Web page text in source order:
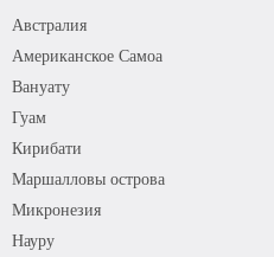
Австралия
Американское Самоа
Вануату
Гуам
Кирибати
Маршалловы острова
Микронезия
Науру